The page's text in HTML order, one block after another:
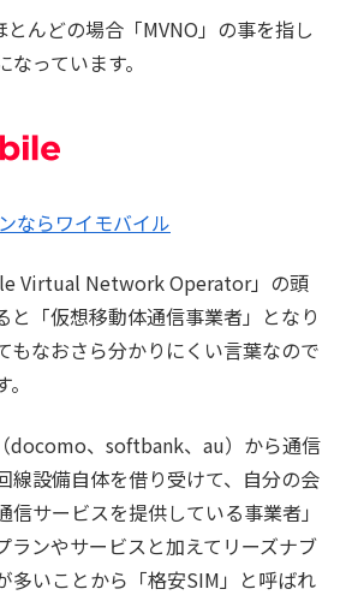
んどの場合「MVNO」の事を指し
っています。
ならワイモバイル
Virtual Network Operator」の頭
と「仮想移動体通信事業者」となり
もなおさら分かりにくい言葉なので
docomo、softbank、au）から通信
線設備自体を借り受けて、自分の会
サービスを提供している事業者」
ランやサービスと加えてリーズナブ
多いことから「格安SIM」と呼ばれ